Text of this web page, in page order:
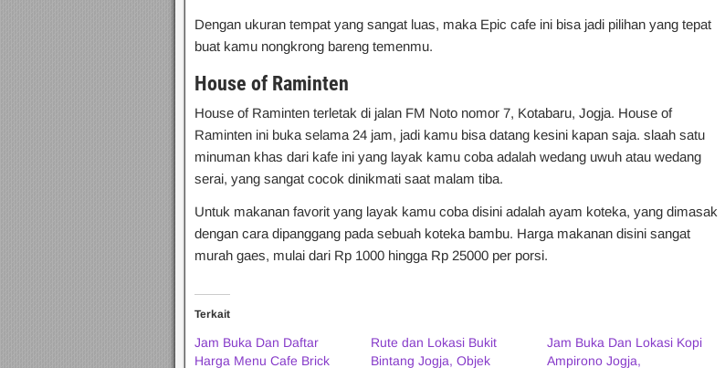
Dengan ukuran tempat yang sangat luas, maka Epic cafe ini bisa jadi pilihan yang tepat
buat kamu nongkrong bareng temenmu.
House of Raminten
House of Raminten terletak di jalan FM Noto nomor 7, Kotabaru, Jogja. House of
Raminten ini buka selama 24 jam, jadi kamu bisa datang kesini kapan saja. slaah satu
minuman khas dari kafe ini yang layak kamu coba adalah wedang uwuh atau wedang
serai, yang sangat cocok dinikmati saat malam tiba.
Untuk makanan favorit yang layak kamu coba disini adalah ayam koteka, yang dimasak
dengan cara dipanggang pada sebuah koteka bambu. Harga makanan disini sangat
murah gaes, mulai dari Rp 1000 hingga Rp 25000 per porsi.
Terkait
Jam Buka Dan Daftar
Harga Menu Cafe Brick
Rute dan Lokasi Bukit
Bintang Jogja, Objek
Jam Buka Dan Lokasi Kopi
Ampirono Jogja,